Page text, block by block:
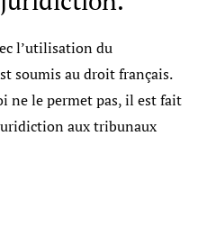
l’utilisation du
soumis au droit français.
ne le permet pas, il est fait
aux tribunaux